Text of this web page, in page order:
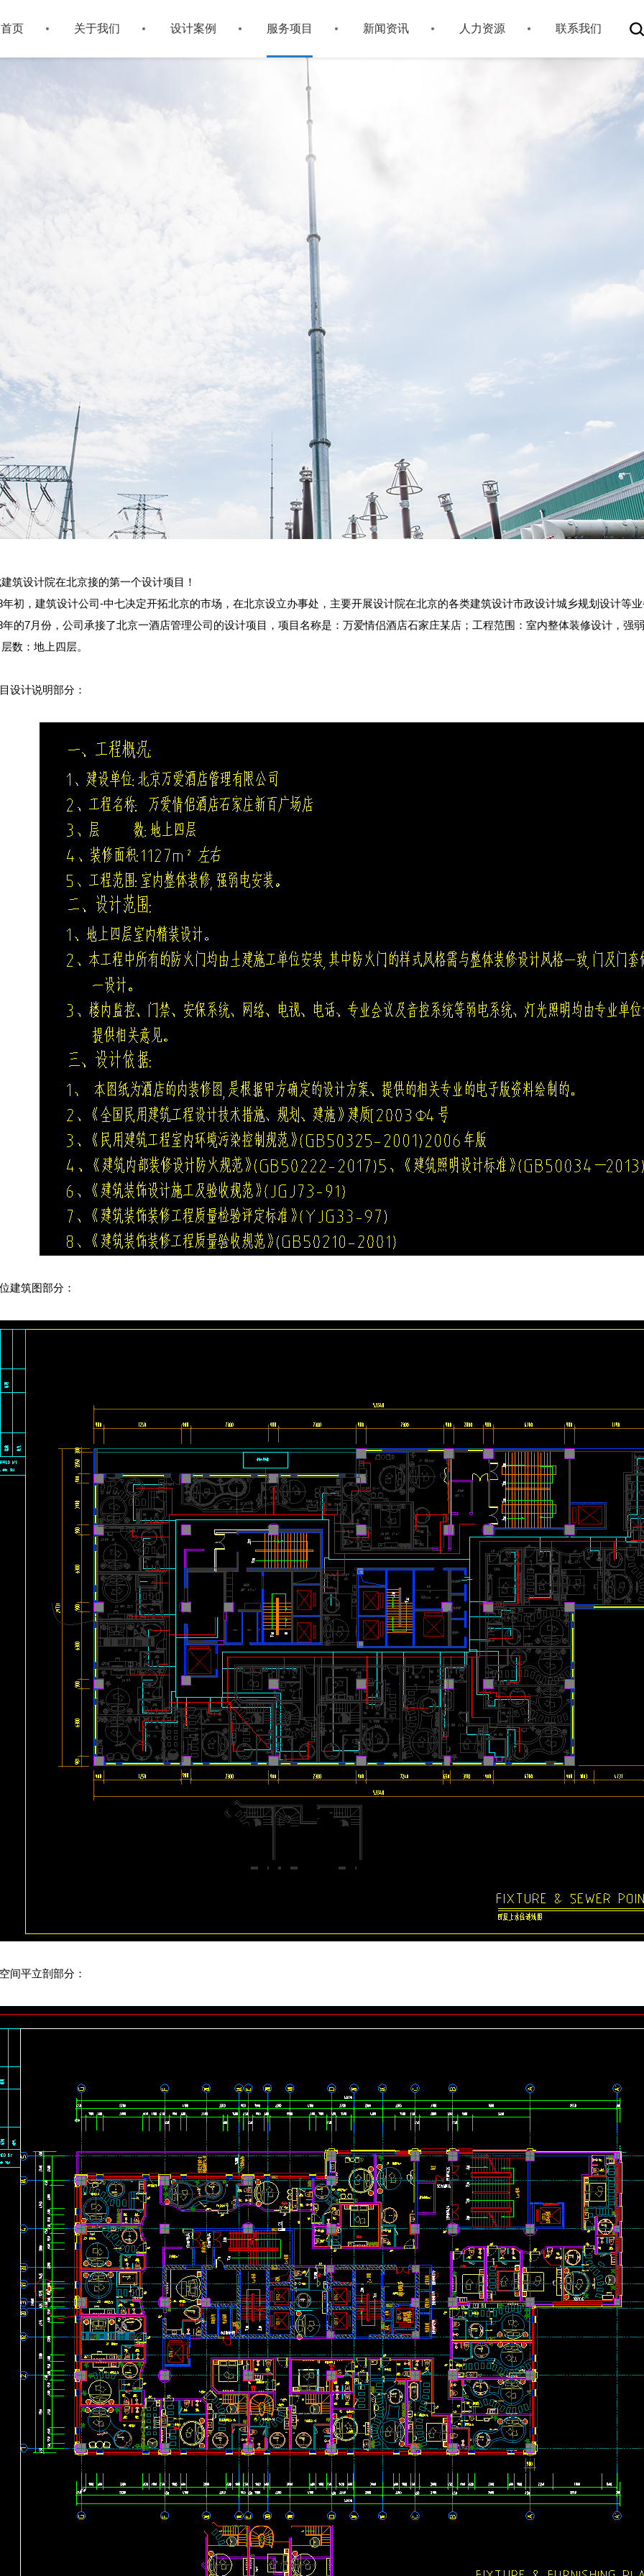
首页 关于我们 设计案例 服务项目 新闻资讯 人力资源 联系我们
筑设计院在北京接的第一个设计项目！
年初，建筑设计公司-中七决定开拓北京的市场，在北京设立办事处，主要开展设计院在北京的各类建筑设计市政设计城乡规划设计等
年的7月份，公司承接了北京一酒店管理公司的设计项目，项目名称是：万爱情侣酒店石家庄某店；工程范围：室内整体装修设计，强
数：地上四层。
设计说明部分：
建筑图部分：
间平立剖部分：